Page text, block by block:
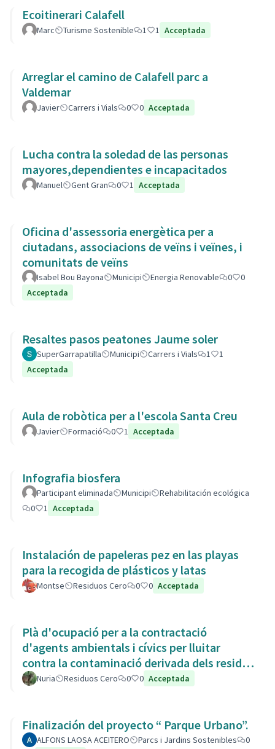
Ecoitinerari Calafell
Marc Turisme Sostenible 1 1 Acceptada
Arreglar el camino de Calafell parc a
Valdemar
Javier Carrers i Vials 0 0 Acceptada
Lucha contra la soledad de las personas
mayores,dependientes e incapacitados
Manuel Gent Gran 0 1 Acceptada
Oficina d'assessoria energètica per a
ciutadans, associacions de veïns i veïnes, i
comunitats de veïns
Isabel Bou Bayona Municipi Energia Renovable 0
0
Acceptada
Resaltes pasos peatones Jaume soler
SuperGarrapatilla Municipi Carrers i Vials 1
1
Acceptada
Aula de robòtica per a l'escola Santa Creu
Javier Formació 0 1 Acceptada
Infografia biosfera
Participant eliminada Municipi
Rehabilitación ecológica
0
1 Acceptada
Instalación de papeleras pez en las playas
para la recogida de plásticos y latas
Montse Residuos Cero 0 0 Acceptada
Plà d'ocupació per a la contractació
d'agents ambientals i cívics per lluitar
contra la contaminació derivada dels residus
de la Còvid-19
Nuria Residuos Cero 0 0 Acceptada
Finalización del proyecto “ Parque Urbano”.
ALFONS LAOSA ACEITERO Parcs i Jardins Sostenibles
0